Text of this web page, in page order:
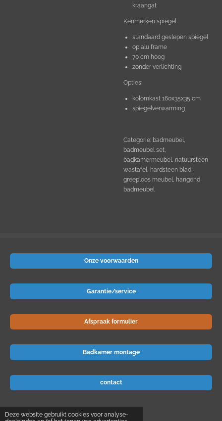
Deze website gebruikt cookies voor analyse-
kraangat
Kenmerken spiegel:
standaard geslepen spiegel
op alu frame
70 cm hoog
zonder verlichting
Opties:
kolomkast 160x35x35 cm
spiegelverwarming
Categorie: badmeubel,
badmeubel set,
badkamermeubel, natuursteen
wastafel, hardsteen blad,
greeploos meubel, hangend
badmeubel
Onze voorwaarden
Garantie/service
Afspraak formulier
Badkamer montage
contact